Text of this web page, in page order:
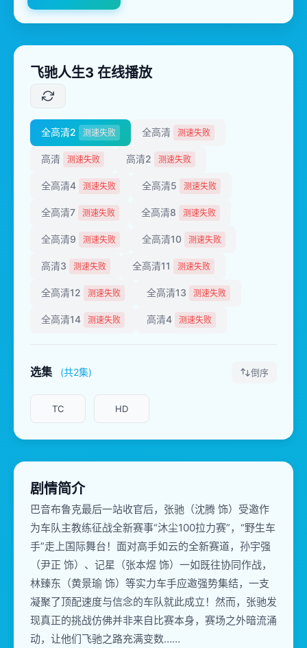
飞驰人生3 在线播放
全高清2 测速失败 全高清 测速失败
高清 测速失败 高清2 测速失败
全高清4 测速失败 全高清5 测速失败
全高清7 测速失败 全高清8 测速失败
全高清9 测速失败 全高清10 测速失败
高清3 测速失败 全高清11 测速失败
全高清12 测速失败 全高清13 测速失败
全高清14 测速失败 高清4 测速失败
选集 (共2集) 倒序
TC HD
剧情简介
巴音布鲁克最后一站收官后，张驰（沈腾 饰）受邀作
为车队主教练征战全新赛事“沐尘100拉力赛”，“野生车
手”走上国际舞台！面对高手如云的全新赛道，孙宇强
（尹正 饰）、记星（张本煜 饰）一如既往协同作战，
林臻东（黄景瑜 饰）等实力车手应邀强势集结，一支
凝聚了顶配速度与信念的车队就此成立！然而，张驰发
现真正的挑战仿佛并非来自比赛本身，赛场之外暗流涌
动，让他们飞驰之路充满变数……